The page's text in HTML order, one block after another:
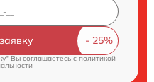
Вы соглашаетесь cполитикой